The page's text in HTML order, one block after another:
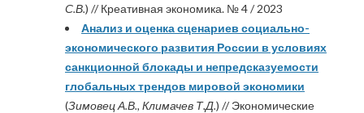
С.В.) // Креативная экономика. № 4 / 2023
Анализ и оценка сценариев социально-
экономического развития России в условиях
санкционной блокады и непредсказуемости
глобальных трендов мировой экономики
(Зимовец А.В., Климачев Т.Д.) // Экономические